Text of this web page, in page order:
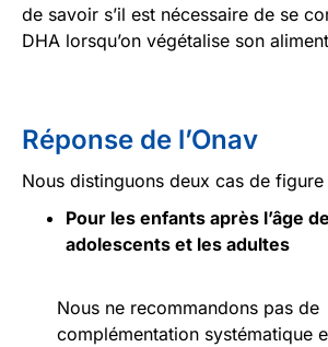
de savoir s’il est nécessaire de se
DHA lorsqu’on végétalise son
Réponse de l’Onav
Nous distinguons deux cas de figure
Pour les enfants après l’âge
adolescents et les adultes
Nous ne recommandons pas de
complémentation systématique